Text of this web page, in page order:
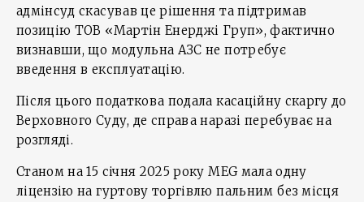
адмінсуд скасував це рішення та підтримав
позицію ТОВ «Мартін Енерджі Груп», фактично
визнавши, що модульна АЗС не потребує
введення в експлуатацію.
Після цього податкова подала касаційну скаргу до
Верховного Суду, де справа наразі перебуває на
розгляді.
Станом на 15 січня 2025 року MEG мала одну
ліцензію на гуртову торгівлю пальним без місця